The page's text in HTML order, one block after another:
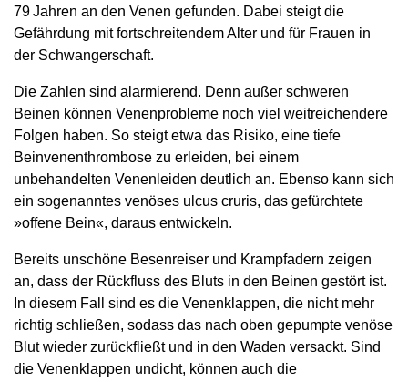
79 Jahren an den Venen gefunden. Dabei steigt die
Gefährdung mit fortschreitendem Alter und für Frauen in
der Schwangerschaft.
Die Zahlen sind alarmierend. Denn außer schweren
Beinen können Venenprobleme noch viel weitreichendere
Folgen haben. So steigt etwa das Risiko, eine tiefe
Beinvenenthrombose zu erleiden, bei einem
unbehandelten Venenleiden deutlich an. Ebenso kann sich
ein sogenanntes venöses ulcus cruris, das gefürchtete
»offene Bein«, daraus entwickeln.
Bereits unschöne Besenreiser und Krampfadern zeigen
an, dass der Rückfluss des Bluts in den Beinen gestört ist.
In diesem Fall sind es die Venenklappen, die nicht mehr
richtig schließen, sodass das nach oben gepumpte venöse
Blut wieder zurückfließt und in den Waden versackt. Sind
die Venenklappen undicht, können auch die